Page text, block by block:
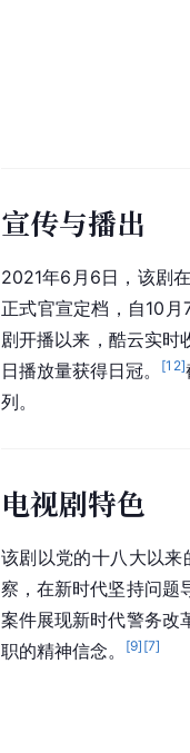
宣传与播出
2021年6月6日，该剧
正式官宣定档，自10
剧开播以来，酷云实时
日播放量获得日冠。
[12]
列。
电视剧特色
该剧以党的十八大以
察，在新时代坚持问题
案件展现新时代警务改
职的精神信念。
[9] [7]